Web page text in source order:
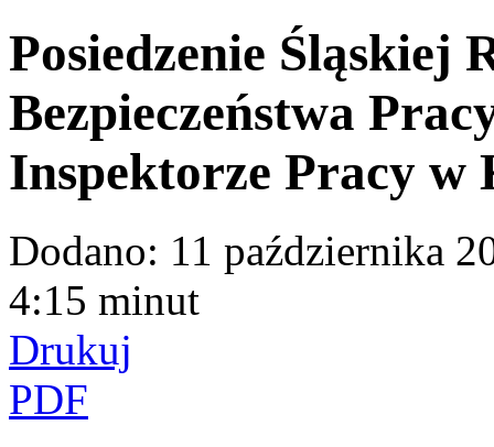
Posiedzenie Śląskiej
Bezpieczeństwa
Inspektorze Pracy w
Dodano: 11 października
4:15 minut
Drukuj
PDF